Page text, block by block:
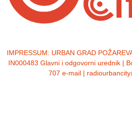
IMPRESSUM: URBAN GRAD
IN000483 Glavni i odgovorni urednik |
707 e-mail |